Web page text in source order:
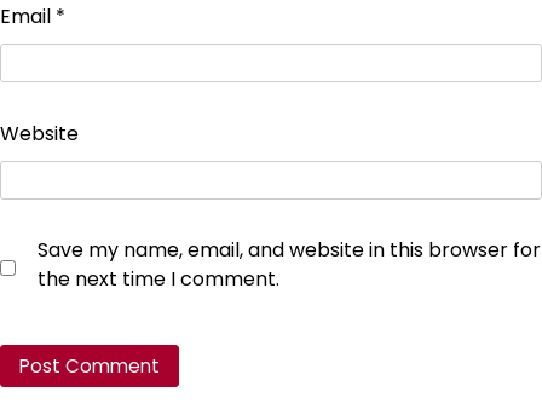
Email *
Website
Save my name, email, and website in this browser for
the next time I comment.